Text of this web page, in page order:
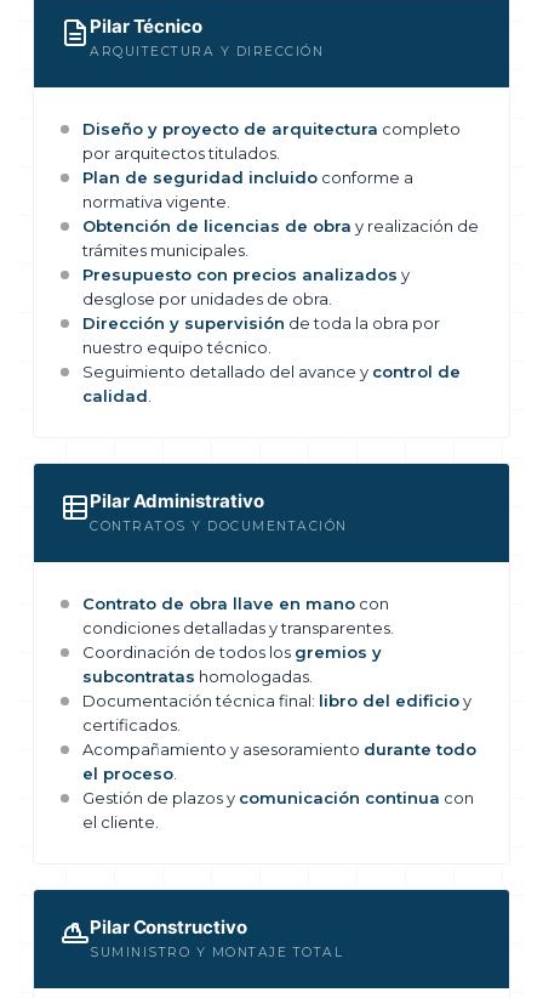
Pilar Técnico
ARQUITECTURA Y DIRECCIÓN
Diseño y proyecto de arquitectura completo
por arquitectos titulados.
Plan de seguridad incluido conforme a
normativa vigente.
Obtención de licencias de obra y realización de
trámites municipales.
Presupuesto con precios analizados y
desglose por unidades de obra.
Dirección y supervisión de toda la obra por
nuestro equipo técnico.
Seguimiento detallado del avance y control de
calidad
Pilar Administrativo
CONTRATOS Y DOCUMENTACIÓN
Contrato de obra llave en mano con
condiciones detalladas y transparentes.
Coordinación de todos los gremios y
subcontratas homologadas.
Documentación técnica final: libro del edificioy
certificados.
Acompañamiento y asesoramiento durante todo
el proceso
Gestión de plazos y comunicación continua con
el cliente.
Pilar Constructivo
SUMINISTRO Y MONTAJE TOTAL